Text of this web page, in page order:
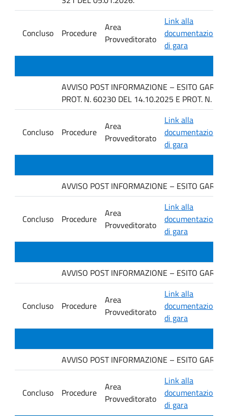
Concluso Procedure
Area
Provveditorato
Link alla
documentazione
di gara
AVVISO POST INFORMAZIONE – ESITO GARA
PROT. N. 60230 DEL 14.10.2025 E PROT. N.
Concluso Procedure
Area
Provveditorato
Link alla
documentazione
di gara
AVVISO POST INFORMAZIONE – ESITO GARA
Concluso Procedure
Area
Provveditorato
Link alla
documentazione
di gara
AVVISO POST INFORMAZIONE – ESITO GARA
Concluso Procedure
Area
Provveditorato
Link alla
documentazione
di gara
AVVISO POST INFORMAZIONE – ESITO
Concluso Procedure
Area
Provveditorato
Link alla
documentazione
di gara